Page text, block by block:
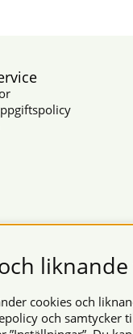
cookies och
och samtycker